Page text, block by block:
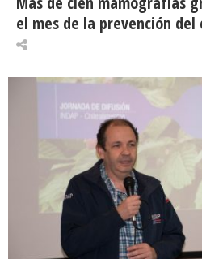
el mes de la prevención del